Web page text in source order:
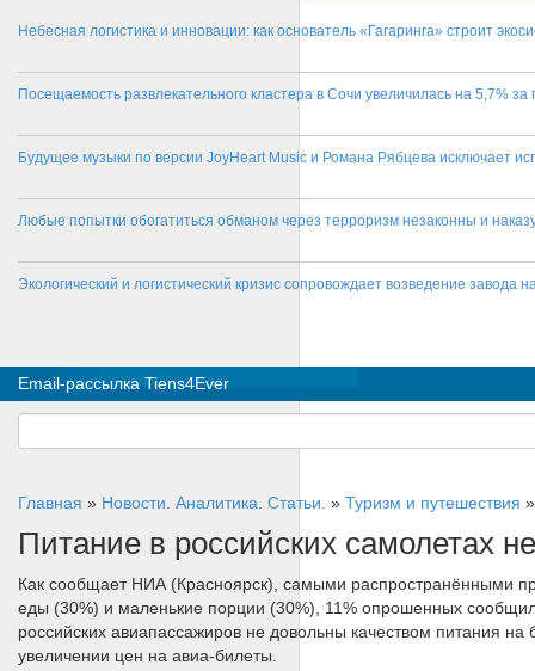
Небесная логистика и инновации: как основатель «Гагаринга» строит
Посещаемость развлекательного кластера в Сочи увеличилась на 5,7% за
Будущее музыки по версии JoyHeart Music и Романа Рябцева исключает
Любые попытки обогатиться обманом через терроризм незаконны и
Экологический и логистический кризис сопровождает возведение завода
Email-рассылка Tiens4Ever
Главная » Новости. Аналитика. Статьи. » Туризм и путешествия
Питание в российских самолетах
Как сообщает НИА (Красноярск), самыми распространёнными
еды (30%) и маленькие порции (30%), 11% опрошенных
российских авиапассажиров не довольны качеством питания
увеличении цен на авиа-билеты.